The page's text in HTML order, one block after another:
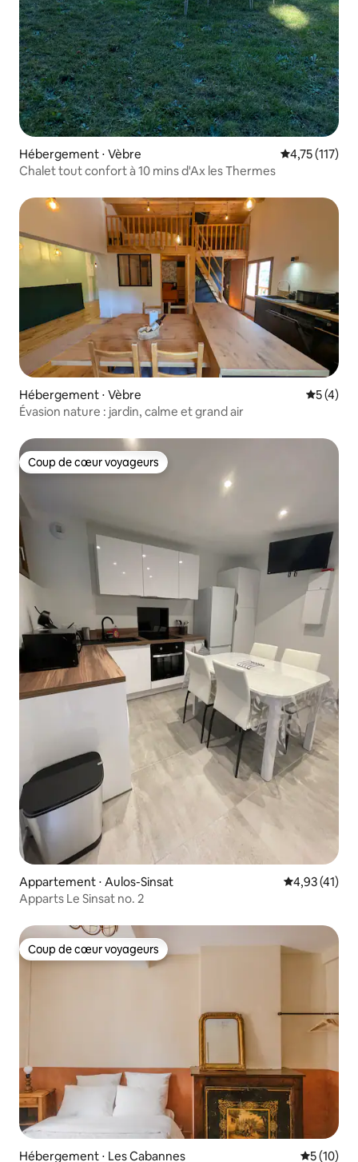
Hébergement ⋅ Vèbre Évaluation
4,75 (117)
Chalet tout confort à 10 mins d'Ax les Thermes
Hébergement ⋅ Vèbre
5 (4)
Évasion nature : jardin, calme et grand air
Coup de cœur voyageurs
Coup de cœur voyageurs
Appartement ⋅ Aulos-Sinsat Évaluation
4,93 (41)
Apparts Le Sinsat no. 2
Coup de cœur voyageurs
Coup de cœur voyageurs
Hébergement ⋅ Les Cabannes 5 (10)